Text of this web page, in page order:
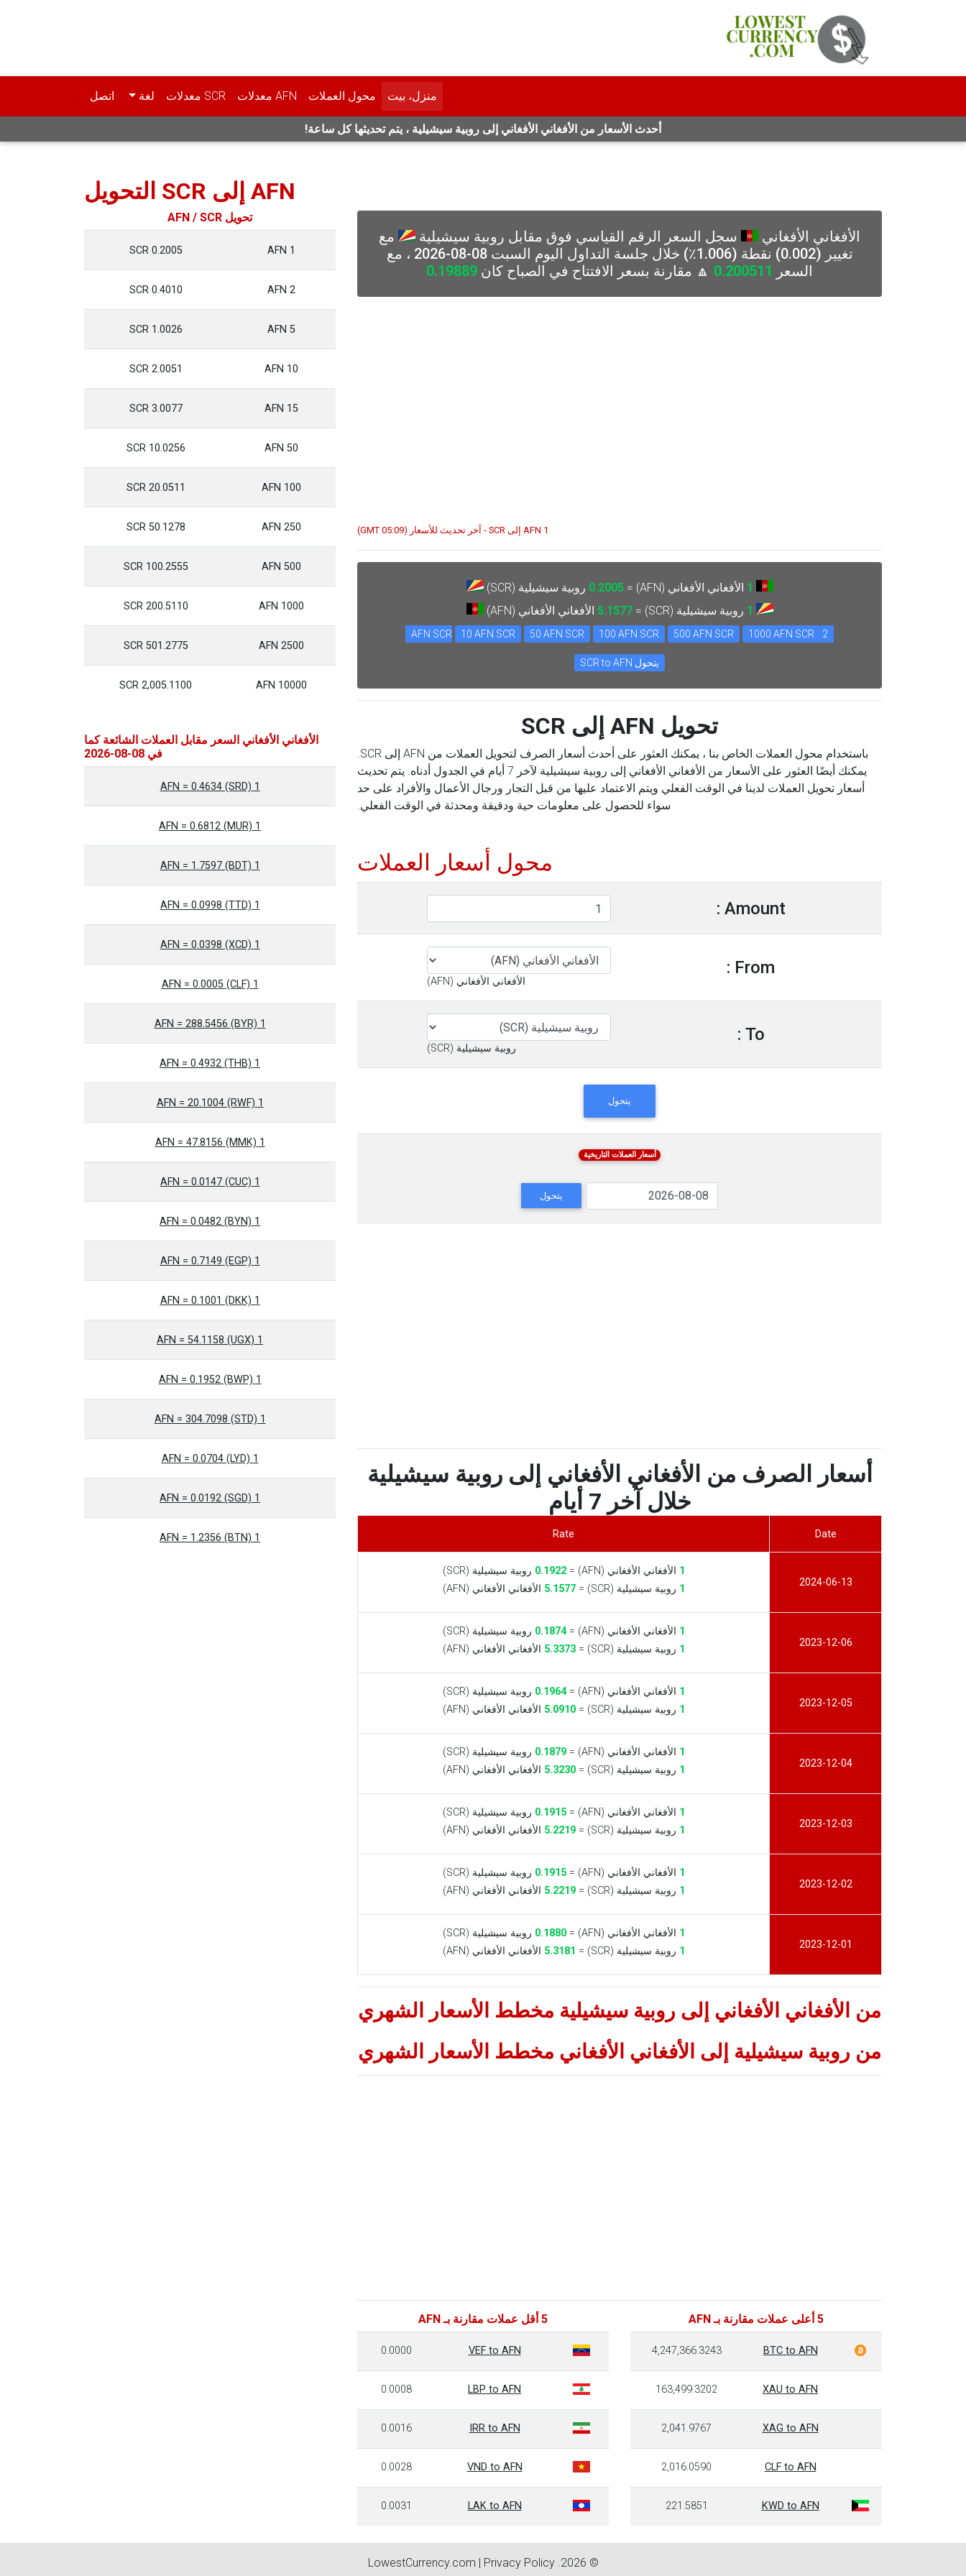
منزل، بيت محول العملات AFN معدلات SCR معدلات لغة اتصل
أحدث الأسعار من الأفغاني الأفغاني إلى روبية سيشيلية ، يتم تحديثها كل ساعة!
AFN إلى SCR التحويل
الأفغاني الأفغاني سجل السعر الرقم القياسي فوق مقابل روبية سيشيلية
مع
تغيير (0.002) نقطة (1.006٪) خلال جلسة التداول اليوم السبت 08-08-2026 ، مع
السعر 0.200511 🔼 مقارنة بسعر الافتتاح في الصباح كان 0.19889
1 AFN إلى SCR - آخر تحديث للأسعار (05:09 GMT)
1 الأفغاني الأفغاني (AFN) = 0.2005 روبية سيشيلية (SCR)
1 روبية سيشيلية (SCR) = 5.1577 الأفغاني الأفغاني (AFN)
2 AFN SCR
10 AFN SCR 50 AFN SCR 100 AFN SCR 500 AFN SCR 1000 AFN SCR
يتحول SCR to AFN
تحويل AFN إلى SCR
باستخدام محول العملات الخاص بنا ، يمكنك العثور على أحدث أسعار الصرف لتحويل العملات من AFN إلى SCR.
يمكنك أيضًا العثور على الأسعار من الأفغاني الأفغاني إلى روبية سيشيلية لآخر 7 أيام في الجدول أدناه. يتم تحديث
أسعار تحويل العملات لدينا في الوقت الفعلي ويتم الاعتماد عليها من قبل التجار ورجال الأعمال والأفراد على حد
سواء للحصول على معلومات حية ودقيقة ومحدثة في الوقت الفعلي.
محول أسعار العملات
Amount :
From :
الأفغاني الأفغاني (AFN)
To :
روبية سيشيلية (SCR)
يتحول
أسعار العملات التاريخية
يتحول
أسعار الصرف من الأفغاني الأفغاني إلى روبية سيشيلية
خلال آخر 7 أيام
Date
Rate
2024-06-13
1 الأفغاني الأفغاني (AFN) = 0.1922 روبية سيشيلية (SCR)
1 روبية سيشيلية (SCR) = 5.1577 الأفغاني الأفغاني (AFN)
2023-12-06
1 الأفغاني الأفغاني (AFN) = 0.1874 روبية سيشيلية (SCR)
1 روبية سيشيلية (SCR) = 5.3373 الأفغاني الأفغاني (AFN)
2023-12-05
1 الأفغاني الأفغاني (AFN) = 0.1964 روبية سيشيلية (SCR)
1 روبية سيشيلية (SCR) = 5.0910 الأفغاني الأفغاني (AFN)
2023-12-04
1 الأفغاني الأفغاني (AFN) = 0.1879 روبية سيشيلية (SCR)
1 روبية سيشيلية (SCR) = 5.3230 الأفغاني الأفغاني (AFN)
2023-12-03
1 الأفغاني الأفغاني (AFN) = 0.1915 روبية سيشيلية (SCR)
1 روبية سيشيلية (SCR) = 5.2219 الأفغاني الأفغاني (AFN)
2023-12-02
1 الأفغاني الأفغاني (AFN) = 0.1915 روبية سيشيلية (SCR)
1 روبية سيشيلية (SCR) = 5.2219 الأفغاني الأفغاني (AFN)
2023-12-01
1 الأفغاني الأفغاني (AFN) = 0.1880 روبية سيشيلية (SCR)
1 روبية سيشيلية (SCR) = 5.3181 الأفغاني الأفغاني (AFN)
من الأفغاني الأفغاني إلى روبية سيشيلية مخطط الأسعار الشهري
من روبية سيشيلية إلى الأفغاني الأفغاني مخطط الأسعار الشهري
5 أعلى عملات مقارنة بـ AFN
BTC to AFN
4,247,366.3243
XAU to AFN
163,499.3202
XAG to AFN
2,041.9767
CLF to AFN
2,016.0590
KWD to AFN
221.5851
5 أقل عملات مقارنة بـ AFN
VEF to AFN
0.0000
LBP to AFN
0.0008
IRR to AFN
0.0016
VND to AFN
0.0028
LAK to AFN
0.0031
تحويل AFN / SCR
1 AFN
0.2005 SCR
2 AFN
0.4010 SCR
5 AFN
1.0026 SCR
10 AFN
2.0051 SCR
15 AFN
3.0077 SCR
50 AFN
10.0256 SCR
100 AFN
20.0511 SCR
250 AFN
50.1278 SCR
500 AFN
100.2555 SCR
1000 AFN
200.5110 SCR
2500 AFN
501.2775 SCR
10000 AFN
2,005.1100 SCR
الأفغاني الأفغاني السعر مقابل العملات الشائعة كما
في 08-08-2026
1 AFN = 0.4634 (SRD)
1 AFN = 0.6812 (MUR)
1 AFN = 1.7597 (BDT)
1 AFN = 0.0998 (TTD)
1 AFN = 0.0398 (XCD)
1 AFN = 0.0005 (CLF)
1 AFN = 288.5456 (BYR)
1 AFN = 0.4932 (THB)
1 AFN = 20.1004 (RWF)
1 AFN = 47.8156 (MMK)
1 AFN = 0.0147 (CUC)
1 AFN = 0.0482 (BYN)
1 AFN = 0.7149 (EGP)
1 AFN = 0.1001 (DKK)
1 AFN = 54.1158 (UGX)
1 AFN = 0.1952 (BWP)
1 AFN = 304.7098 (STD)
1 AFN = 0.0704 (LYD)
1 AFN = 0.0192 (SGD)
1 AFN = 1.2356 (BTN)
© 2026.
LowestCurrency.com | Privacy Policy